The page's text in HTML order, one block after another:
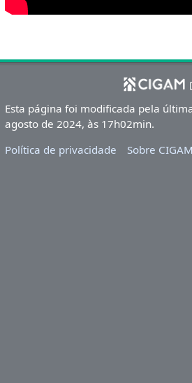
Esta página foi modificada pela
agosto de 2024, às 17h02min.
Política de privacidade
Sobre